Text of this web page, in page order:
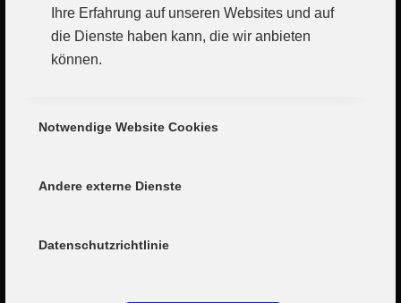
Ihre Erfahrung auf unseren Websites und auf
die Dienste haben kann, die wir anbieten
können.
Notwendige Website Cookies
Andere externe Dienste
Datenschutzrichtlinie